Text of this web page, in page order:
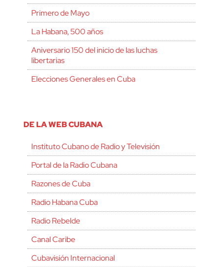
Primero de Mayo
La Habana, 500 años
Aniversario 150 del inicio de las luchas
libertarias
Elecciones Generales en Cuba
DE LA WEB CUBANA
Instituto Cubano de Radio y Televisión
Portal de la Radio Cubana
Razones de Cuba
Radio Habana Cuba
Radio Rebelde
Canal Caribe
Cubavisión Internacional